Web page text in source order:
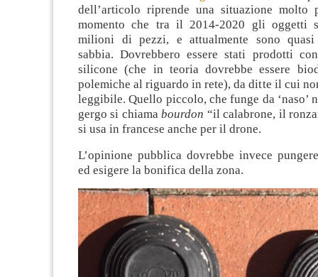
dell’articolo riprende una situazione molto
momento che tra il 2014-2020 gli oggetti
milioni di pezzi, e attualmente sono
sabbia. Dovrebbero essere stati prodotti
silicone (che in teoria dovrebbe essere
polemiche al riguardo in rete), da ditte il cui
leggibile. Quello piccolo, che funge da ‘naso’
gergo si chiamabourdon “il calabrone, il
si usa in francese anche per il drone.
L’opinione pubblica dovrebbe invece
ed esigere la bonifica della zona.